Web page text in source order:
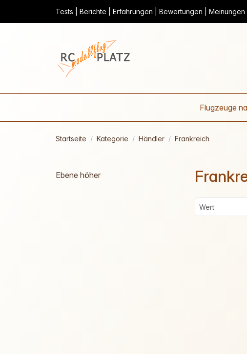
Tests | Berichte | Erfahrungen | Bewertungen |
Flugzeuge
Startseite Kategorie Händler Frankreich
Ebene höher